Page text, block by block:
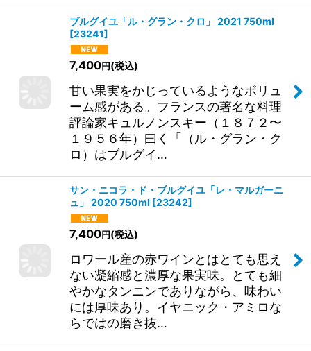
ブルグイユ「ル・グラン・クロ」 2021 750ml
[23241]
7,400円 (税込)
甘い果実をかじっているようなボリュ
ーム感がある。フランスの著名な料理
評論家キュルノンスキー（１８７２〜
１９５６年）曰く「（ル・グラン・ク
ロ）はブルグイ…
サン・ニコラ・ド・ブルグイユ「レ・マルガーニ
ュ」 2020 750ml [23242]
7,400円(税込)
ロワール産の赤ワインとはとても思え
ない凝縮感と濃厚な果実味。とても細
やかなタンニンでありながら、味わい
には厚味あり。イヤニック・アミロな
らではの磨き抜…